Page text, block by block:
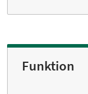
Funktion